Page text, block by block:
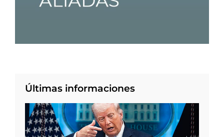
Últimas informaciones